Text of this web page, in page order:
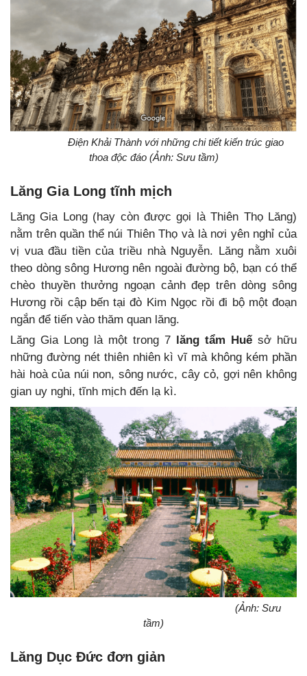
Điện Khải Thành với những chi tiết kiến trúc giao
thoa độc đáo (Ảnh: Sưu tầm)
Lăng Gia Long tĩnh mịch
Lăng Gia Long (hay còn được gọi là Thiên Thọ Lăng)
nằm trên quần thể núi Thiên Thọ và là nơi yên nghỉ của
vị vua đầu tiền của triều nhà Nguyễn. Lăng nằm xuôi
theo dòng sông Hương nên ngoài đường bộ, bạn có thể
chèo thuyền thưởng ngoạn cảnh đẹp trên dòng sông
Hương rồi cập bến tại đò Kim Ngọc rồi đi bộ một đoạn
ngắn để tiến vào thăm quan lăng.
Lăng Gia Long là một trong 7 lăng tẩm Huếsở hữu
những đường nét thiên nhiên kì vĩ mà không kém phần
hài hoà của núi non, sông nước, cây cỏ, gợi nên không
gian uy nghi, tĩnh mịch đến lạ kì.
(Ảnh: Sưu
tầm)
Lăng Dục Đức đơn giản